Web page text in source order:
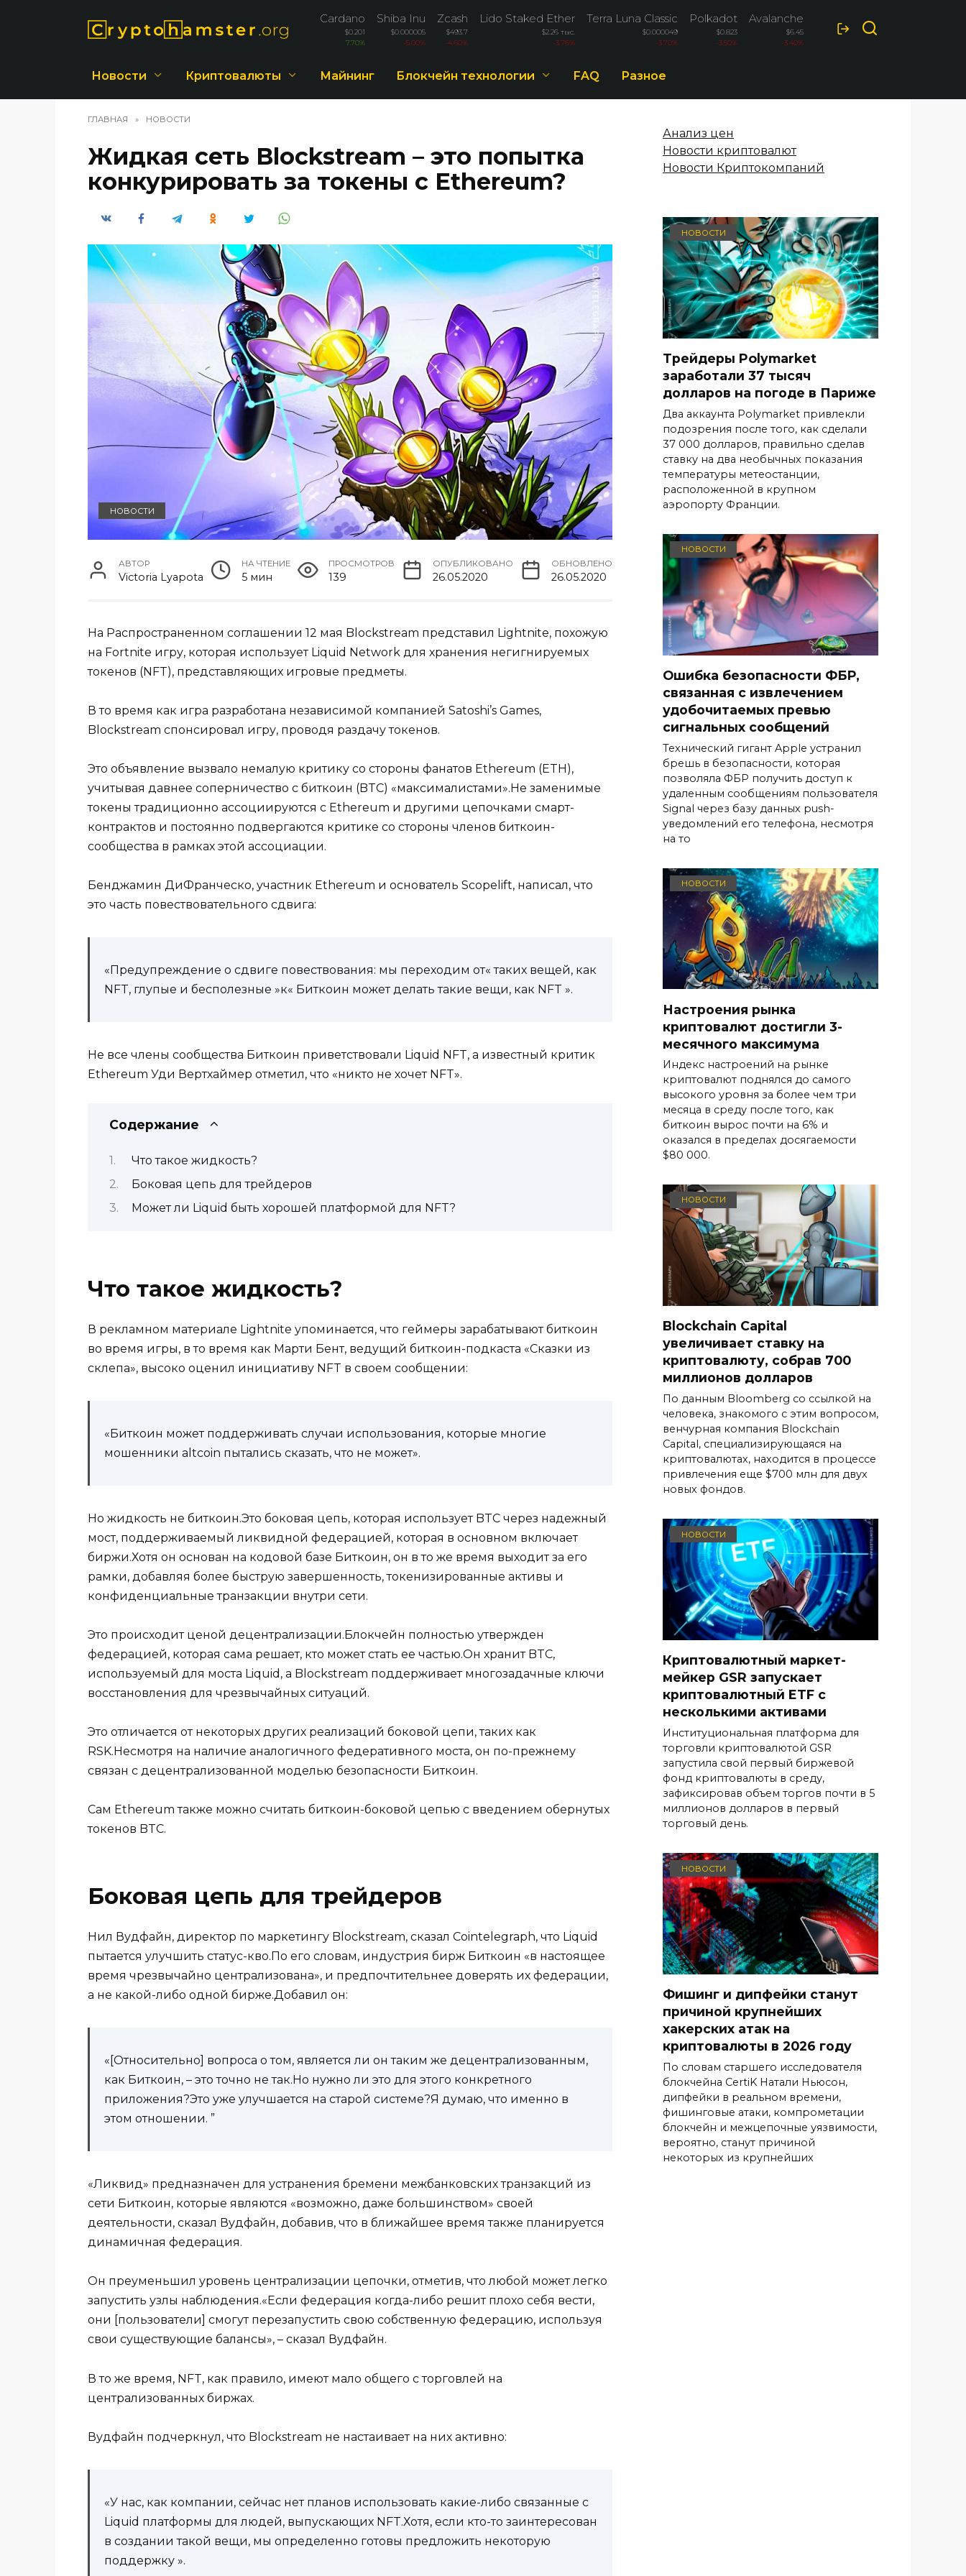
Cardano
$0.201
7.70%
Shiba Inu
$0.000005
-5.00%
Zcash
$493.7
-4.60%
Lido Staked Ether
$2.26 тыс.
-3.76%
Terra Luna Classic
$0.000049
-3.70%
Polkadot
$0.823
-3.50%
Avalanche
$6.45
-3.40%
Wrapped Bitcoin
$76.2 тыс.
Новости Криптовалюты Майнинг Блокчейн технологии FAQ Разное
ГЛАВНАЯ » НОВОСТИ
Жидкая сеть Blockstream – это попытка
конкурировать за токены с Ethereum?
НОВОСТИ
АВТОР
Victoria Lyapota
НА ЧТЕНИЕ
5 мин
ПРОСМОТРОВ
139
ОПУБЛИКОВАНО
26.05.2020
ОБНОВЛЕНО
26.05.2020
На Распространенном соглашении 12 мая Blockstream представил Lightnite, похожую
на Fortnite игру, которая использует Liquid Network для хранения негигнируемых
токенов (NFT), представляющих игровые предметы.
В то время как игра разработана независимой компанией Satoshi’s Games,
Blockstream спонсировал игру, проводя раздачу токенов.
Это объявление вызвало немалую критику со стороны фанатов Ethereum (ETH),
учитывая давнее соперничество с биткоин (BTC) «максималистами».Не заменимые
токены традиционно ассоциируются с Ethereum и другими цепочками смарт-
контрактов и постоянно подвергаются критике со стороны членов биткоин-
сообщества в рамках этой ассоциации.
Бенджамин ДиФранческо, участник Ethereum и основатель Scopelift, написал, что
это часть повествовательного сдвига:
«Предупреждение о сдвиге повествования: мы переходим от« таких вещей, как
NFT, глупые и бесполезные »к« Биткоин может делать такие вещи, как NFT ».
Не все члены сообщества Биткоин приветствовали Liquid NFT, а известный критик
Ethereum Уди Вертхаймер отметил, что «никто не хочет NFT».
Содержание
Что такое жидкость?
Боковая цепь для трейдеров
Может ли Liquid быть хорошей платформой для NFT?
Что такое жидкость?
В рекламном материале Lightnite упоминается, что геймеры зарабатывают биткоин
во время игры, в то время как Марти Бент, ведущий биткоин-подкаста «Сказки из
склепа», высоко оценил инициативу NFT в своем сообщении:
«Биткоин может поддерживать случаи использования, которые многие
мошенники altcoin пытались сказать, что не может».
Но жидкость не биткоин.Это боковая цепь, которая использует BTC через надежный
мост, поддерживаемый ликвидной федерацией, которая в основном включает
биржи.Хотя он основан на кодовой базе Биткоин, он в то же время выходит за его
рамки, добавляя более быструю завершенность, токенизированные активы и
конфиденциальные транзакции внутри сети.
Это происходит ценой децентрализации.Блокчейн полностью утвержден
федерацией, которая сама решает, кто может стать ее частью.Он хранит BTC,
используемый для моста Liquid, а Blockstream поддерживает многозадачные ключи
восстановления для чрезвычайных ситуаций.
Это отличается от некоторых других реализаций боковой цепи, таких как
RSK.Несмотря на наличие аналогичного федеративного моста, он по-прежнему
связан с децентрализованной моделью безопасности Биткоин.
Сам Ethereum также можно считать биткоин-боковой цепью с введением обернутых
токенов BTC.
Боковая цепь для трейдеров
Нил Вудфайн, директор по маркетингу Blockstream, сказал Cointelegraph, что Liquid
пытается улучшить статус-кво.По его словам, индустрия бирж Биткоин «в настоящее
время чрезвычайно централизована», и предпочтительнее доверять их федерации,
а не какой-либо одной бирже.Добавил он:
«[Относительно] вопроса о том, является ли он таким же децентрализованным,
как Биткоин, – это точно не так.Но нужно ли это для этого конкретного
приложения?Это уже улучшается на старой системе?Я думаю, что именно в
этом отношении. ”
«Ликвид» предназначен для устранения бремени межбанковских транзакций из
сети Биткоин, которые являются «возможно, даже большинством» своей
деятельности, сказал Вудфайн, добавив, что в ближайшее время также планируется
динамичная федерация.
Он преуменьшил уровень централизации цепочки, отметив, что любой может легко
запустить узлы наблюдения.«Если федерация когда-либо решит плохо себя вести,
они [пользователи] смогут перезапустить свою собственную федерацию, используя
свои существующие балансы», – сказал Вудфайн.
В то же время, NFT, как правило, имеют мало общего с торговлей на
централизованных биржах.
Вудфайн подчеркнул, что Blockstream не настаивает на них активно:
«У нас, как компании, сейчас нет планов использовать какие-либо связанные с
Liquid платформы для людей, выпускающих NFT.Хотя, если кто-то заинтересован
в создании такой вещи, мы определенно готовы предложить некоторую
поддержку ».
Анализ цен
Новости криптовалют
Новости Криптокомпаний
НОВОСТИ
Трейдеры Polymarket
заработали 37 тысяч
долларов на погоде в Париже
Два аккаунта Polymarket привлекли
подозрения после того, как сделали
37 000 долларов, правильно сделав
ставку на два необычных показания
температуры метеостанции,
расположенной в крупном
аэропорту Франции.
НОВОСТИ
Ошибка безопасности ФБР,
связанная с извлечением
удобочитаемых превью
сигнальных сообщений
Технический гигант Apple устранил
брешь в безопасности, которая
позволяла ФБР получить доступ к
удаленным сообщениям пользователя
Signal через базу данных push-
уведомлений его телефона, несмотря
на то
НОВОСТИ
Настроения рынка
криптовалют достигли 3-
месячного максимума
Индекс настроений на рынке
криптовалют поднялся до самого
высокого уровня за более чем три
месяца в среду после того, как
биткоин вырос почти на 6% и
оказался в пределах досягаемости
$80 000.
НОВОСТИ
Blockchain Capital
увеличивает ставку на
криптовалюту, собрав 700
миллионов долларов
По данным Bloomberg со ссылкой на
человека, знакомого с этим вопросом,
венчурная компания Blockchain
Capital, специализирующаяся на
криптовалютах, находится в процессе
привлечения еще $700 млн для двух
новых фондов.
НОВОСТИ
Криптовалютный маркет-
мейкер GSR запускает
криптовалютный ETF с
несколькими активами
Институциональная платформа для
торговли криптовалютой GSR
запустила свой первый биржевой
фонд криптовалюты в среду,
зафиксировав объем торгов почти в 5
миллионов долларов в первый
торговый день.
НОВОСТИ
Фишинг и дипфейки станут
причиной крупнейших
хакерских атак на
криптовалюты в 2026 году
По словам старшего исследователя
блокчейна CertiK Натали Ньюсон,
дипфейки в реальном времени,
фишинговые атаки, компрометации
блокчейн и межцепочные уязвимости,
вероятно, станут причиной
некоторых из крупнейших